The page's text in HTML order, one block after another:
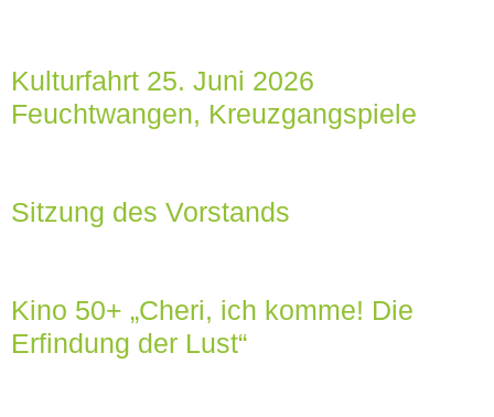
Kulturfahrt 25. Juni 2026
Feuchtwangen, Kreuzgangspiele
Sitzung des Vorstands
Kino 50+ „Cheri, ich komme! Die
Erfindung der Lust“